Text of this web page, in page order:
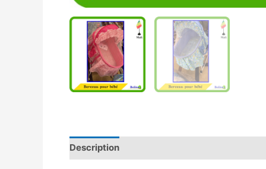
Description